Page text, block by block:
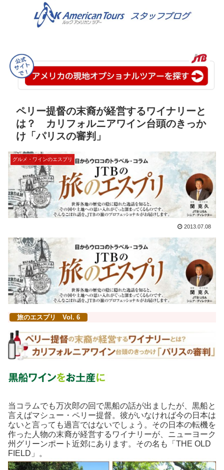
ペリー提督の末裔が経営するワイナリーと
は？ カリフォルニアワイン台頭のきっか
け「パリスの審判」
グルメ・ワインのエスプリ
2013.07.08
旅のエスプリ Vol. 6
当コラムでも万次郎の回で黒船の話が出ましたが、黒船と
言えばマシュー・ペリー提督。彼がいなければ今の日本は
ないと言っても過言ではないでしょう。その日本の転機を
作った人物の末裔が経営するワイナリーが、ニューヨーク
州グリーンポート近郊にあります。その名も「THE OLD
FIELD」。